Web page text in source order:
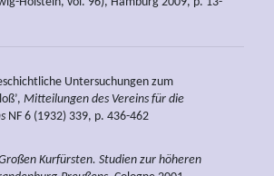
Untersuchungen zum
Mitteilungen des Vereins für die
NF 6 (1932) 339, p. 436-462
Kurfürsten. Studien zur höheren